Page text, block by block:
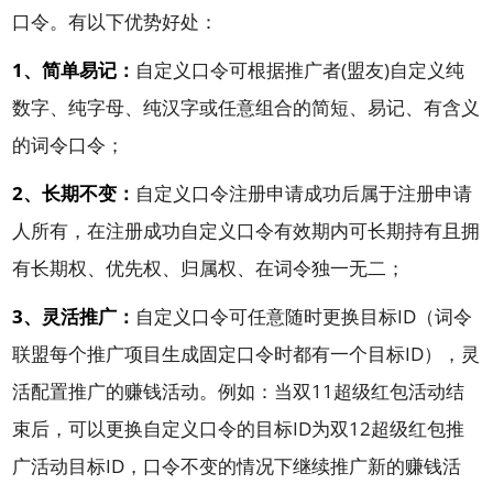
口令。有以下优势好处：
1、简单易记： 自定义口令可根据推广者(盟友)自定义纯
数字、纯字母、纯汉字或任意组合的简短、易记、有含义
的词令口令；
2、长期不变： 自定义口令注册申请成功后属于注册申请
人所有，在注册成功自定义口令有效期内可长期持有且拥
有长期权、优先权、归属权、在词令独一无二；
3、灵活推广： 自定义口令可任意随时更换目标ID（词令
联盟每个推广项目生成固定口令时都有一个目标ID），灵
活配置推广的赚钱活动。例如：当双11超级红包活动结
束后，可以更换自定义口令的目标ID为双12超级红包推
广活动目标ID，口令不变的情况下继续推广新的赚钱活